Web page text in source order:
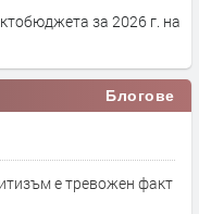
за 2026 г. на
Блогове
е тревожен факт